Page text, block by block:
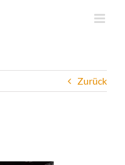
Zurück